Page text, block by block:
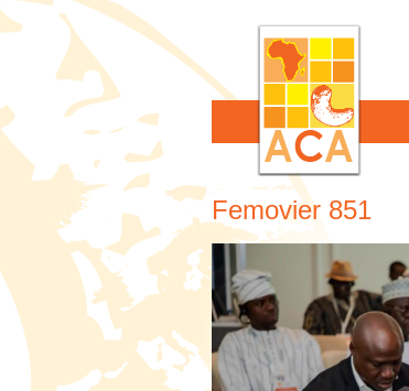
Femovier 851